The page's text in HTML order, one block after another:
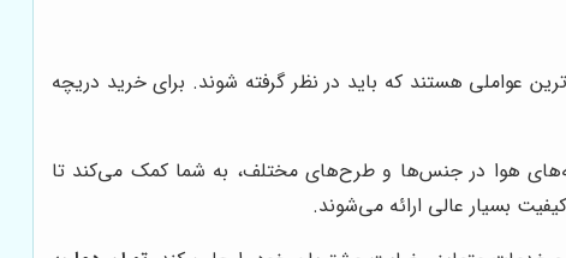
عواملی هستند که باید در نظر گرفته شوند. برای خرید دریچه
هوا در جنس‌ها و طرح‌های مختلف، به شما کمک می‌کند تا
بسیار عالی ارائه می‌شوند.